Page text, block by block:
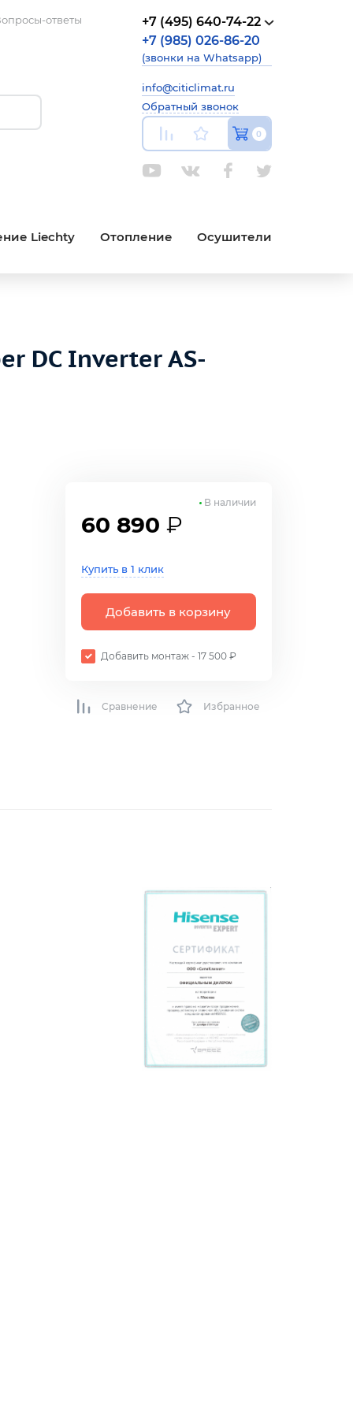
ответы
+7 (495) 640-74-22
+7 (985) 026-86-20
(звонки на Whatsapp)
info@citiclimat.ru
Обратный звонок
0
Liechty Отопление Осушители
DC Inverter AS-
60 890 ₽
Купить в 1 клик
Добавить в корзину
Добавить монтаж - 17 500 ₽
В наличии
Сравнение Избранное